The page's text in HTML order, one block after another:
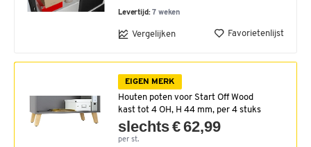
Levertijd: 7 weken
Vergelijken Favorietenlijst
EIGEN MERK
Houten poten voor Start Off Wood
kast tot 4 OH, H 44 mm, per 4 stuks
slechts € 62,99
per st.